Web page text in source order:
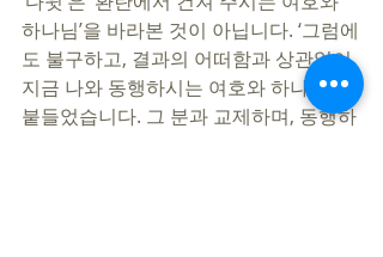
하나님’을 바라본 것이 아닙니다. ‘그럼에
도 불구하고, 결과의 어떠함과 상관없이,
지금 나와 동행하시는 여호와 하나님’을
붙들었습니다. 그 분과 교제하며, 동행하